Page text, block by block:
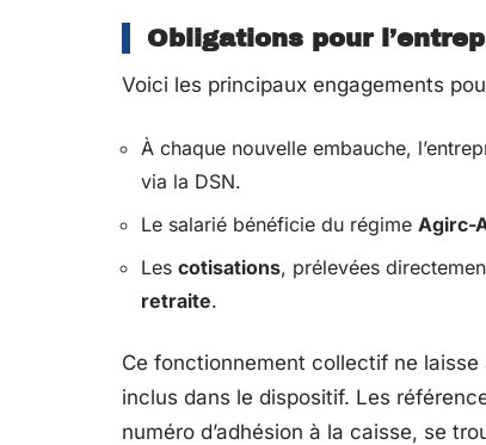
Obligations pour
Voici les principaux engagements
À chaque nouvelle embauche,
via la DSN.
Le salarié bénéficie du régime Agirc-
Les cotisations, prélevées
retraite.
Ce fonctionnement collectif ne
inclus dans le dispositif. Les
numéro d’adhésion à la caisse, se